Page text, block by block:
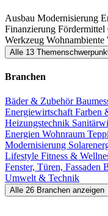
Ausbau Modernisierung
Finanzierung Fördermittel
Werkzeug Wohnambiente
Alle 13
Branchen
Bäder & Zubehör
Energiewirtschaft Farben
Heizungstechnik
Energien Wohnraum
Modernisierung
Lifestyle Fitness &
Fenster, Türen, Fassaden
Umwelt & Technik
Alle 26 Branchen anzeigen